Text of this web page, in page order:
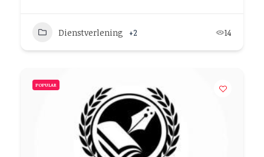
Dienstverlening +2 14
POPULAR